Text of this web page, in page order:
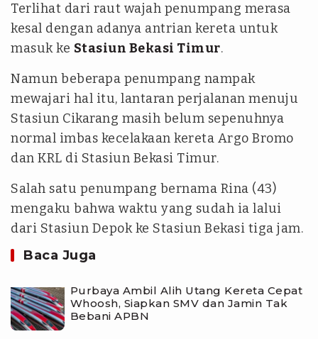
Terlihat dari raut wajah penumpang merasa
kesal dengan adanya antrian kereta untuk
masuk ke Stasiun Bekasi Timur.
Namun beberapa penumpang nampak
mewajari hal itu, lantaran perjalanan menuju
Stasiun Cikarang masih belum sepenuhnya
normal imbas kecelakaan kereta Argo Bromo
dan KRL di Stasiun Bekasi Timur.
Salah satu penumpang bernama Rina (43)
mengaku bahwa waktu yang sudah ia lalui
dari Stasiun Depok ke Stasiun Bekasi tiga jam.
Baca Juga
Purbaya Ambil Alih Utang Kereta Cepat
Whoosh, Siapkan SMV dan Jamin Tak
Bebani APBN